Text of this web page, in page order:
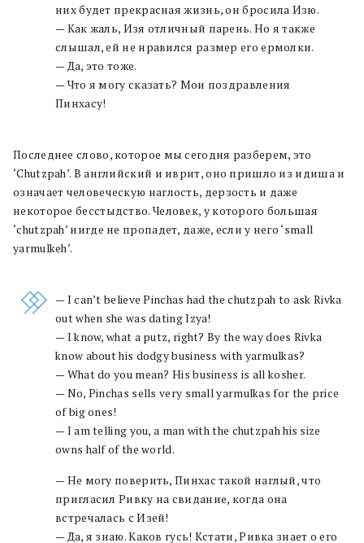
них будет прекрасная жизнь, он бросила Изю.
— Как жаль, Изя отличный парень. Но я также
слышал, ей не нравился размер его ермолки.
— Да, это тоже.
— Что я могу сказать? Мои поздравления
Пинхасу!
Последнее слово, которое мы сегодня разберем, это
‘Chutzpah’. В английский и иврит, оно пришло из идиша и
означает человеческую наглость, дерзость и даже
некоторое бесстыдство. Человек, у которого большая
‘chutzpah’ нигде не пропадет, даже, если у него ‘small
yarmulkeh’.
— I can’t believe Pinchas had the chutzpah to ask Rivka
out when she was dating Izya!
— I know, what a putz, right? By the way does Rivka
know about his dodgy business with yarmulkas?
— What do you mean? His business is all kosher.
— No, Pinchas sells very small yarmulkas for the price
of big ones!
— I am telling you, a man with the chutzpah his size
owns half of the world.
— Не могу поверить, Пинхас такой наглый, что
пригласил Ривку на свидание, когда она
встречалась с Изей!
— Да, я знаю. Каков гусь! Кстати, Ривка знает о его